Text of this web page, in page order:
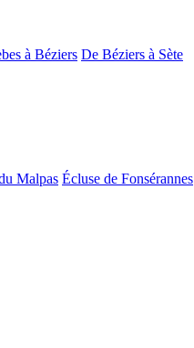
à Béziers De Béziers à Sète
Malpas Écluse de Fonsérannes